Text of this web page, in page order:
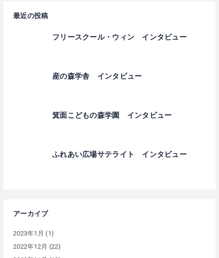
最近の投稿
フリースクール・ウィン インタビュー
産の森学舎 インタビュー
箕面こどもの森学園 インタビュー
ふれあい広場サテライト インタビュー
アーカイブ
2023年1月 (1)
2022年12月 (22)